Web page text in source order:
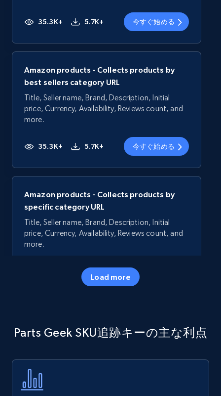
35.3K+ 5.7K+ 今すぐ始める
Amazon products - Collects products by
best sellers category URL
Title, Seller name, Brand, Description, Initial
price, Currency, Availability, Reviews count, and
more.
35.3K+ 5.7K+ 今すぐ始める
Amazon products - Collects products by
specific category URL
Title, Seller name, Brand, Description, Initial
price, Currency, Availability, Reviews count, and
more.
5.7K+ 今すぐ始める
specific keywords
price, Currency, Availability, Reviews count, and
more.
Load more
Parts Geek SKU追跡キーの主な利点